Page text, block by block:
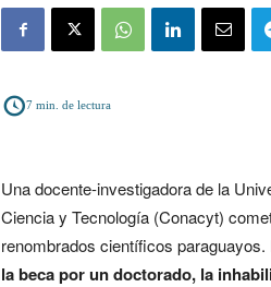
7 min. de lectura
Una docente-investigadora de la
Ciencia y Tecnología (Conacyt)
renombrados científicos
la beca por un doctorado, la